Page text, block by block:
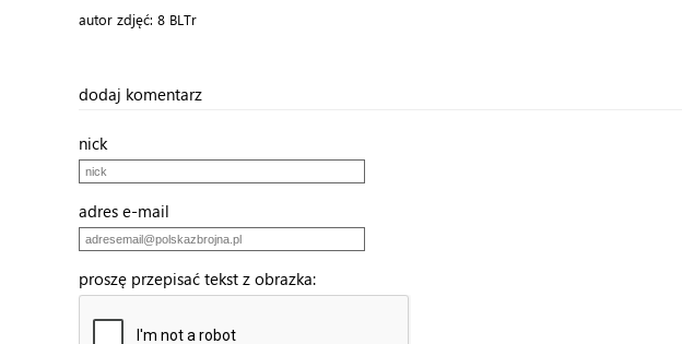
autor zdjęć: 8 BLTr
dodaj komentarz
nick
adres e-mail
proszę przepisać tekst z obrazka: